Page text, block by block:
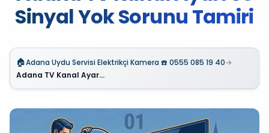
Sinyal Yok Sorunu Tamiri
🏠Adana Uydu Servisi Elektrikçi Kamera ☎️ 0555 085 19 40→
Adana TV Kanal Ayarı ve Sinyal Yok Sorunu Tamiri